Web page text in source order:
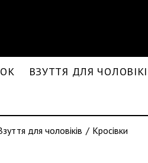
ВЗУТТЯ ДЛЯ
для чоловіків Кросівки